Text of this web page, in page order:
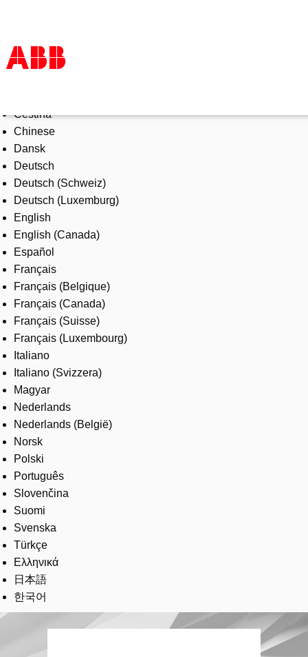
Products & Solutions
Industries
Services
About us
Where to buy
Contact us
Careers
Čeština
Chinese
Dansk
Deutsch
Deutsch (Schweiz)
Deutsch (Luxemburg)
English
English (Canada)
Español
Français
Français (Belgique)
Français (Canada)
Français (Suisse)
Français (Luxembourg)
Italiano
Italiano (Svizzera)
Magyar
Nederlands
Nederlands (België)
Norsk
Polski
Português
Slovenčina
Suomi
Svenska
Türkçe
Ελληνικά
日本語
한국어